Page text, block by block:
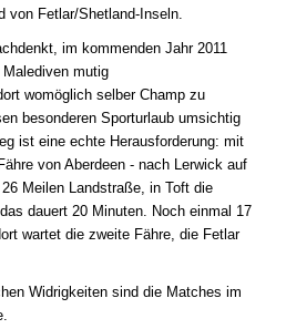
von Fetlar/Shetland-Inseln.
im kommenden Jahr 2011
mutig
womöglich selber Champ zu
besonderen Sporturlaub umsichtig
ist eine echte Herausforderung: mit
von Aberdeen - nach Lerwick auf
Meilen Landstraße, in Toft die
dauert 20 Minuten. Noch einmal 17
wartet die zweite Fähre, die Fetlar
Widrigkeiten sind die Matches im